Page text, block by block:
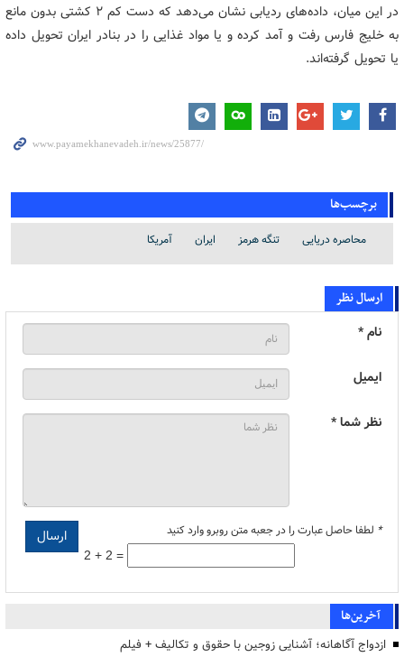
در این میان، داده‌های ردیابی نشان می‌دهد که دست کم ۲ کشتی بدون مانع
به خلیج فارس رفت و آمد کرده و یا مواد غذایی را در بنادر ایران تحویل داده
یا تحویل گرفته‌اند.
برچسب‌ها
محاصره دریایی تنگه هرمز ایران آمریکا
ارسال نظر
نام *
ایمیل
نظر شما *
* لطفا حاصل عبارت را در جعبه متن روبرو وارد کنید
2 + 2 =
آخرین‌ها
ازدواج آگاهانه؛ آشنایی زوجین با حقوق و تکالیف + فیلم